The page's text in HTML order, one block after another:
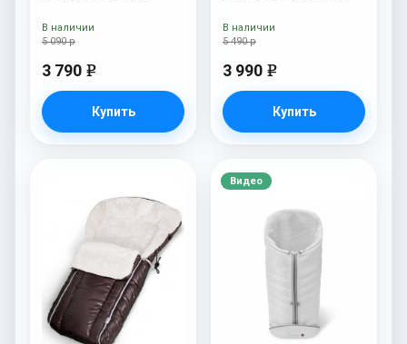
5 090 р
3 790 e
Купить
В наличии
5 490 р
3 990 e
Купить
В наличии
Видео